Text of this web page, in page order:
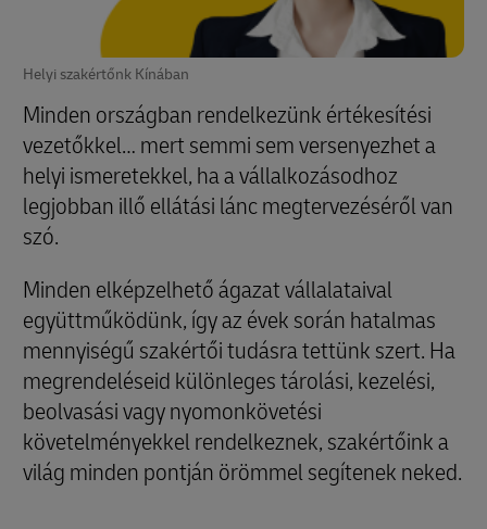
Helyi szakértőnk Kínában
Minden országban rendelkezünk értékesítési
vezetőkkel… mert semmi sem versenyezhet a
helyi ismeretekkel, ha a vállalkozásodhoz
legjobban illő ellátási lánc megtervezéséről van
szó.
Minden elképzelhető ágazat vállalataival
együttműködünk, így az évek során hatalmas
mennyiségű szakértői tudásra tettünk szert. Ha
megrendeléseid különleges tárolási, kezelési,
beolvasási vagy nyomonkövetési
követelményekkel rendelkeznek, szakértőink a
világ minden pontján örömmel segítenek neked.